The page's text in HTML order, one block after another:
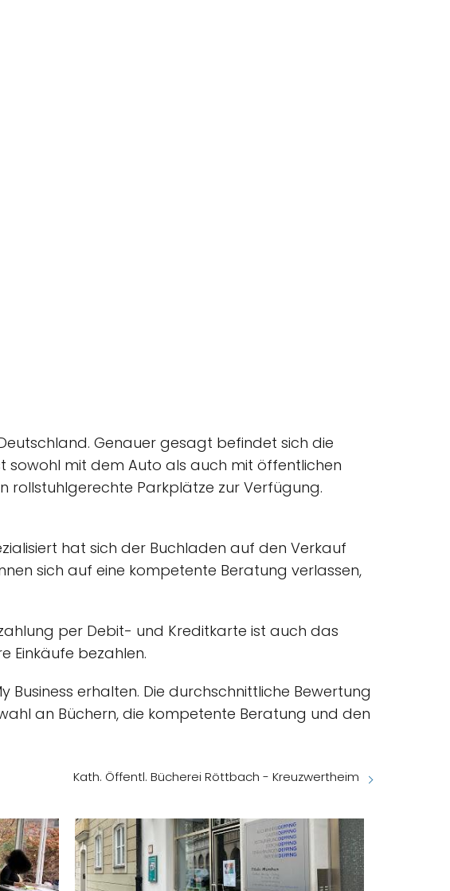
Genauer gesagt befindet sich die
sowohl mit dem Auto als auch mit öffentlichen
rollstuhlgerechte Parkplätze zur Verfügung.
hat sich der Buchladen auf den Verkauf
sich auf eine kompetente Beratung verlassen,
per Debit- und Kreditkarte ist auch das
Einkäufe bezahlen.
erhalten. Die durchschnittliche Bewertung
an Büchern, die kompetente Beratung und den
Kath. Öffentl. Bücherei Röttbach - Kreuzwertheim